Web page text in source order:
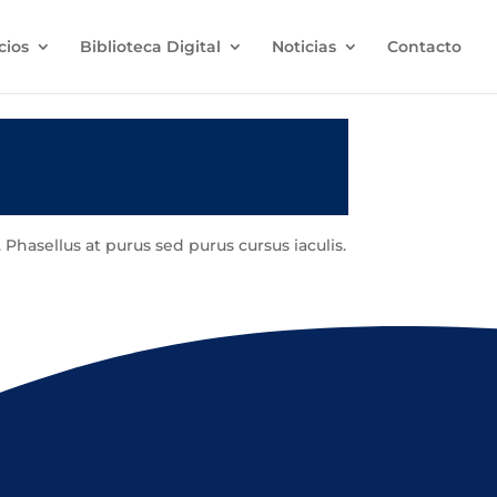
Biblioteca Digital Noticias Contacto
at purus sed purus cursus iaculis.